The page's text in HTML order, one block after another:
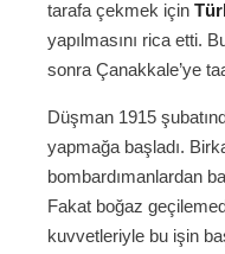
tarafa çekmek için
yapılmasını rica etti.
sonra Çanakkale’ye
Düşman 1915
yapmağa başladı.
bombardımanlardan
Fakat boğaz
kuvvetleriyle bu işin